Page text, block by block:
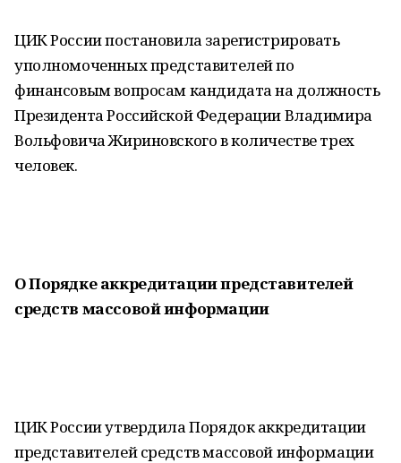
ЦИК России постановила зарегистрировать
уполномоченных представителей по
финансовым вопросам кандидата на должность
Президента Российской Федерации Владимира
Вольфовича Жириновского в количестве трех
человек.
О Порядке аккредитации представителей
средств массовой информации
ЦИК России утвердила Порядок аккредитации
представителей средств массовой информации